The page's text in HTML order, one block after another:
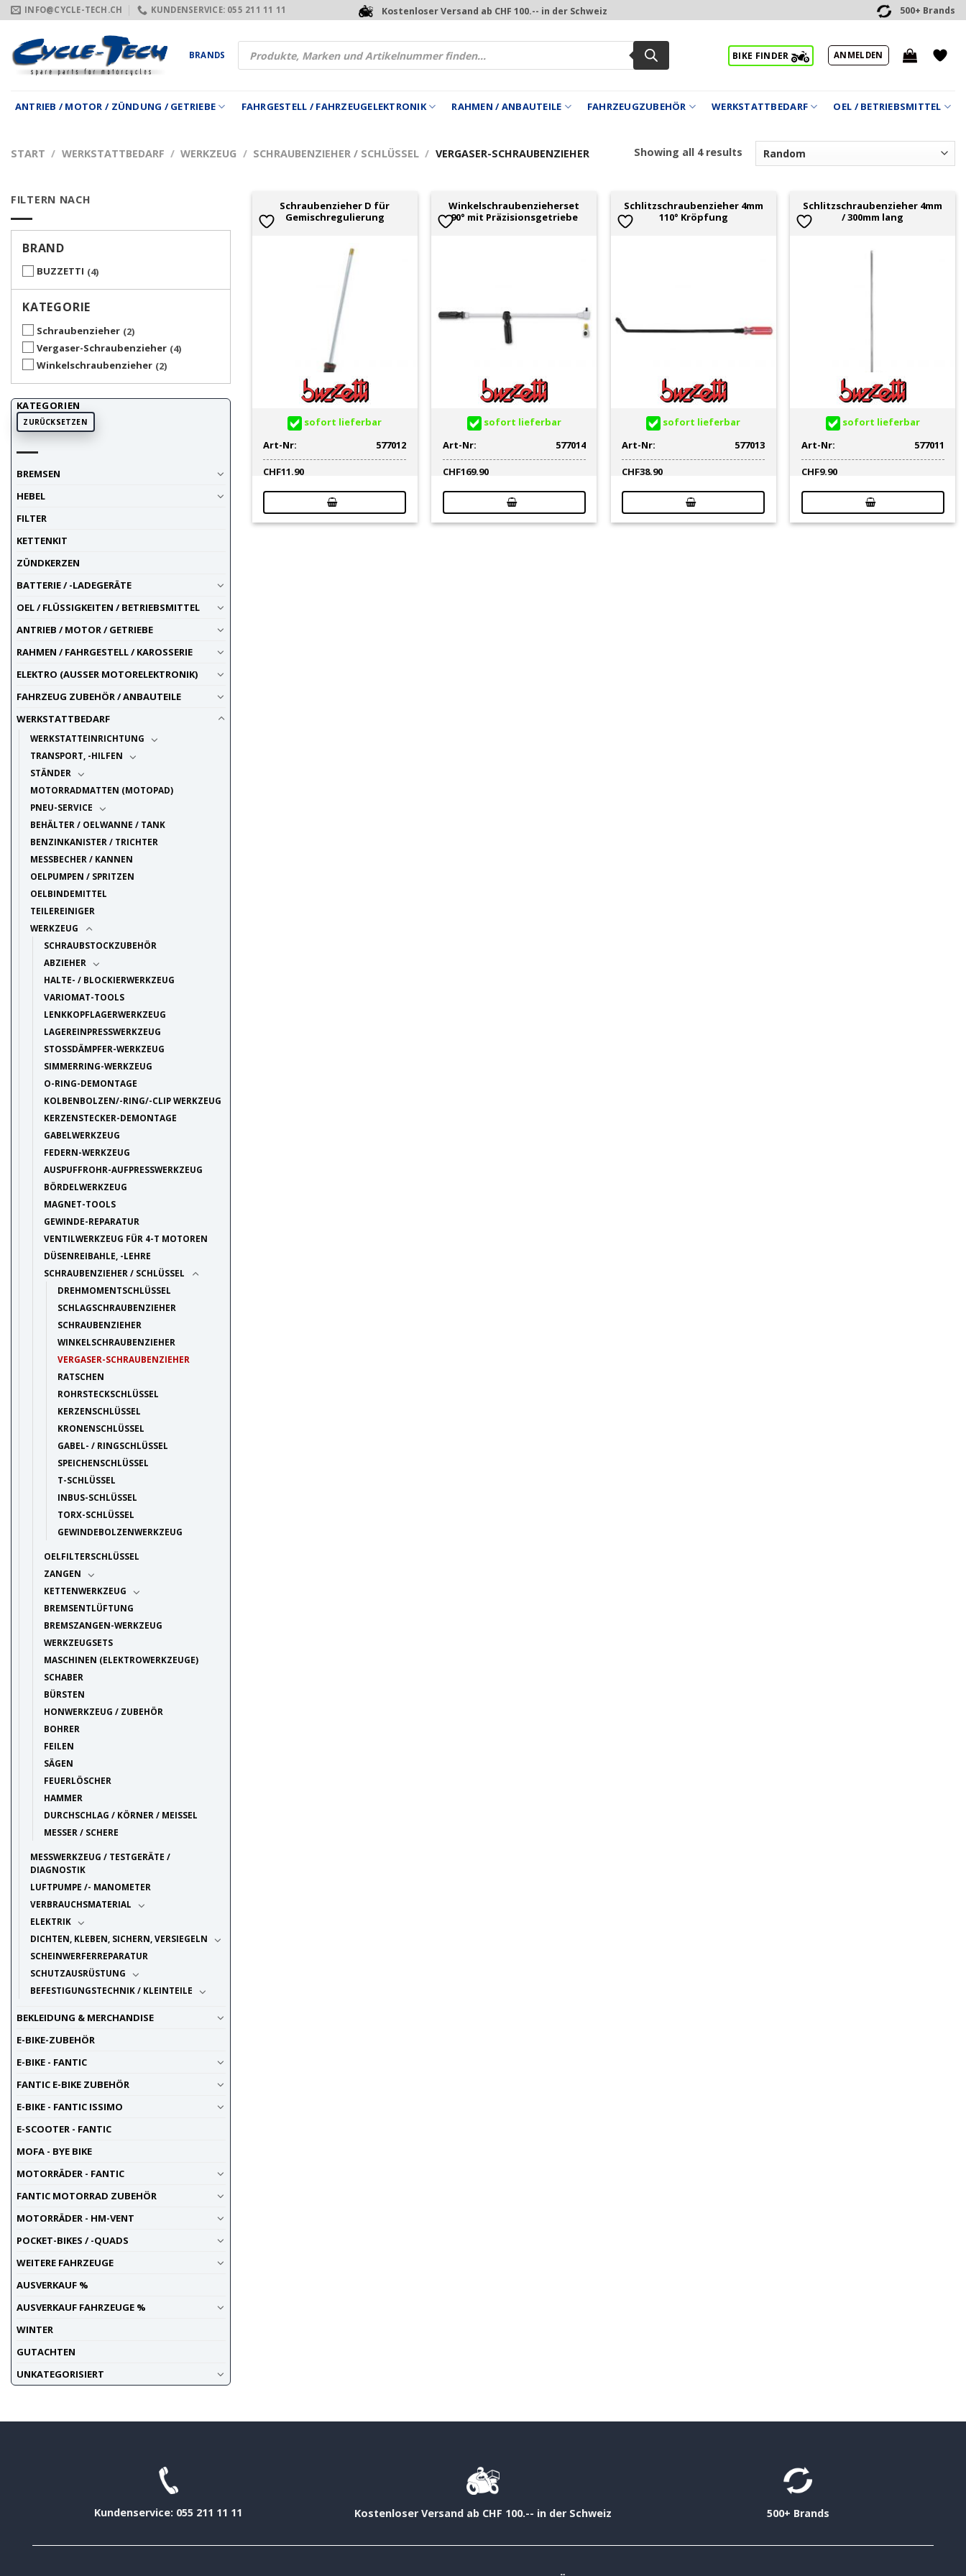
Zum
Inhalt
springen
INFO@CYCLE-TECH.CH KUNDENSERVICE: 055 211 11 11 Kostenloser Versand ab CHF 100.-- in der Schweiz 500+ Brands
BRANDS
Products
search
BIKE FINDER ANMELDEN
ANTRIEB / MOTOR / ZÜNDUNG / GETRIEBE FAHRGESTELL / FAHRZEUGELEKTRONIK RAHMEN / ANBAUTEILE FAHRZEUGZUBEHÖR WERKSTATTBEDARF OEL / BETRIEBSMITTEL
START / WERKSTATTBEDARF / WERKZEUG / SCHRAUBENZIEHER / SCHLÜSSEL / VERGASER-SCHRAUBENZIEHER Showing all 4 results
FILTERN NACH
BRAND
BUZZETTI 4
KATEGORIE
Schraubenzieher 2
Vergaser-Schraubenzieher 4
Winkelschraubenzieher 2
KATEGORIEN
ZURÜCKSETZEN
BREMSEN
HEBEL
FILTER
KETTENKIT
ZÜNDKERZEN
BATTERIE / -LADEGERÄTE
OEL / FLÜSSIGKEITEN / BETRIEBSMITTEL
ANTRIEB / MOTOR / GETRIEBE
RAHMEN / FAHRGESTELL / KAROSSERIE
ELEKTRO (AUSSER MOTORELEKTRONIK)
FAHRZEUG ZUBEHÖR / ANBAUTEILE
WERKSTATTBEDARF
WERKSTATTEINRICHTUNG
TRANSPORT, -HILFEN
STÄNDER
MOTORRADMATTEN (MOTOPAD)
PNEU-SERVICE
BEHÄLTER / OELWANNE / TANK
BENZINKANISTER / TRICHTER
MESSBECHER / KANNEN
OELPUMPEN / SPRITZEN
OELBINDEMITTEL
TEILEREINIGER
WERKZEUG
SCHRAUBSTOCKZUBEHÖR
ABZIEHER
HALTE- / BLOCKIERWERKZEUG
VARIOMAT-TOOLS
LENKKOPFLAGERWERKZEUG
LAGEREINPRESSWERKZEUG
STOSSDÄMPFER-WERKZEUG
SIMMERRING-WERKZEUG
O-RING-DEMONTAGE
KOLBENBOLZEN/-RING/-CLIP WERKZEUG
KERZENSTECKER-DEMONTAGE
GABELWERKZEUG
FEDERN-WERKZEUG
AUSPUFFROHR-AUFPRESSWERKZEUG
BÖRDELWERKZEUG
MAGNET-TOOLS
GEWINDE-REPARATUR
VENTILWERKZEUG FÜR 4-T MOTOREN
DÜSENREIBAHLE, -LEHRE
SCHRAUBENZIEHER / SCHLÜSSEL
DREHMOMENTSCHLÜSSEL
SCHLAGSCHRAUBENZIEHER
SCHRAUBENZIEHER
WINKELSCHRAUBENZIEHER
VERGASER-SCHRAUBENZIEHER
RATSCHEN
ROHRSTECKSCHLÜSSEL
KERZENSCHLÜSSEL
KRONENSCHLÜSSEL
GABEL- / RINGSCHLÜSSEL
SPEICHENSCHLÜSSEL
T-SCHLÜSSEL
INBUS-SCHLÜSSEL
TORX-SCHLÜSSEL
GEWINDEBOLZENWERKZEUG
OELFILTERSCHLÜSSEL
ZANGEN
KETTENWERKZEUG
BREMSENTLÜFTUNG
BREMSZANGEN-WERKZEUG
WERKZEUGSETS
MASCHINEN (ELEKTROWERKZEUGE)
SCHABER
BÜRSTEN
HONWERKZEUG / ZUBEHÖR
BOHRER
FEILEN
SÄGEN
FEUERLÖSCHER
HAMMER
DURCHSCHLAG / KÖRNER / MEISSEL
MESSER / SCHERE
MESSWERKZEUG / TESTGERÄTE /
DIAGNOSTIK
LUFTPUMPE /- MANOMETER
VERBRAUCHSMATERIAL
ELEKTRIK
DICHTEN, KLEBEN, SICHERN, VERSIEGELN
SCHEINWERFERREPARATUR
SCHUTZAUSRÜSTUNG
BEFESTIGUNGSTECHNIK / KLEINTEILE
BEKLEIDUNG & MERCHANDISE
E-BIKE-ZUBEHÖR
E-BIKE - FANTIC
FANTIC E-BIKE ZUBEHÖR
E-BIKE - FANTIC ISSIMO
E-SCOOTER - FANTIC
MOFA - BYE BIKE
MOTORRÄDER - FANTIC
FANTIC MOTORRAD ZUBEHÖR
MOTORRÄDER - HM-VENT
POCKET-BIKES / -QUADS
WEITERE FAHRZEUGE
AUSVERKAUF %
AUSVERKAUF FAHRZEUGE %
WINTER
GUTACHTEN
UNKATEGORISIERT
Schraubenzieher D für
Gemischregulierung
sofort lieferbar
Art-Nr:
577012
CHF11.90
Winkelschraubenzieherset
90° mit Präzisionsgetriebe
sofort lieferbar
Art-Nr:
577014
CHF169.90
Schlitzschraubenzieher 4mm
110° Kröpfung
sofort lieferbar
Art-Nr:
577013
CHF38.90
Schlitzschraubenzieher 4mm
/ 300mm lang
sofort lieferbar
Art-Nr:
577011
CHF9.90
Kundenservice: 055 211 11 11 Kostenloser Versand ab CHF 100.-- in der Schweiz 500+ Brands